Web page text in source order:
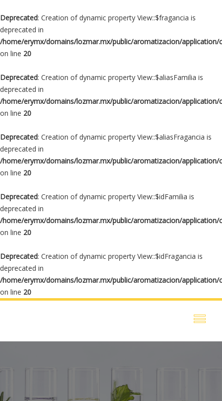
Deprecated: Creation of dynamic property View::$fragancia is
deprecated in
/home/erymx/domains/lozmar.mx/public/aromatizacion/application/
on line 20
Deprecated: Creation of dynamic property View::$aliasFamilia is
deprecated in
/home/erymx/domains/lozmar.mx/public/aromatizacion/application/
on line 20
Deprecated: Creation of dynamic property View::$aliasFragancia is
deprecated in
/home/erymx/domains/lozmar.mx/public/aromatizacion/application/
on line 20
Deprecated: Creation of dynamic property View::$idFamilia is
deprecated in
/home/erymx/domains/lozmar.mx/public/aromatizacion/application/
on line 20
Deprecated: Creation of dynamic property View::$idFragancia is
deprecated in
/home/erymx/domains/lozmar.mx/public/aromatizacion/application/
on line 20